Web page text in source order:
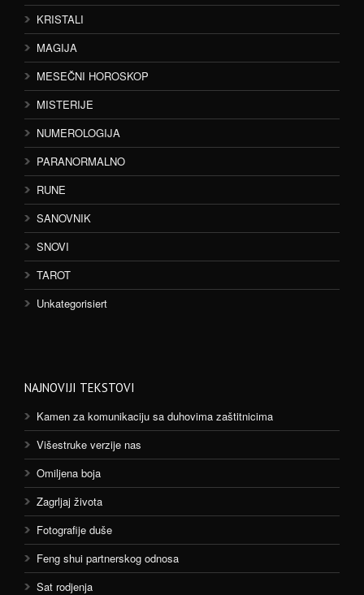
KRISTALI
MAGIJA
MESEČNI HOROSKOP
MISTERIJE
NUMEROLOGIJA
PARANORMALNO
RUNE
SANOVNIK
SNOVI
TAROT
Unkategorisiert
NAJNOVIJI TEKSTOVI
Kamen za komunikaciju sa duhovima zaštitnicima
Višestruke verzije nas
Omiljena boja
Zagrljaj života
Fotografije duše
Feng shui partnerskog odnosa
Sat rodjenja